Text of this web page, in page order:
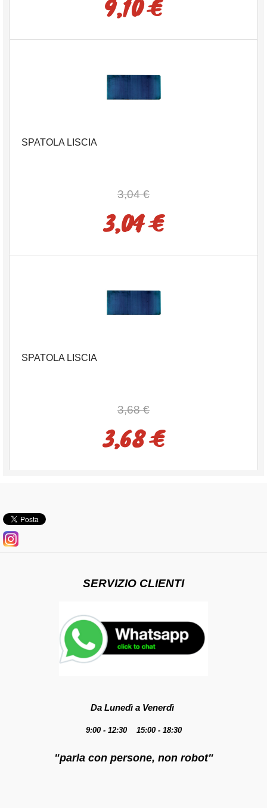
9,10 €
SPATOLA LISCIA
3,04 €
3,04 €
SPATOLA LISCIA
3,68 €
3,68 €
SERVIZIO CLIENTI
Da Lunedì a Venerdì
9:00 - 12:30 15:00 - 18:30
"parla con persone, non robot"